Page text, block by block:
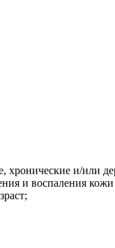
и/или
и воспаления